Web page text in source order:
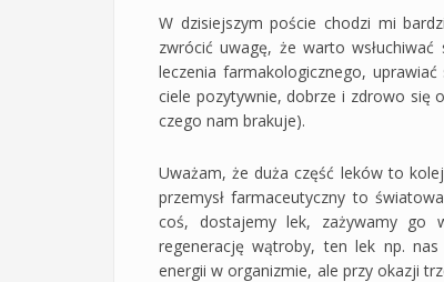
W dzisiejszym poście chodzi mi
zwrócić uwagę, że warto
leczenia farmakologicznego,
ciele pozytywnie, dobrze i zdrowo się
czego nam brakuje).
Uważam, że duża część leków to
przemysł farmaceutyczny to
coś, dostajemy lek, zażywamy go
regenerację wątroby, ten lek np.
energii w organizmie, ale przy okazji